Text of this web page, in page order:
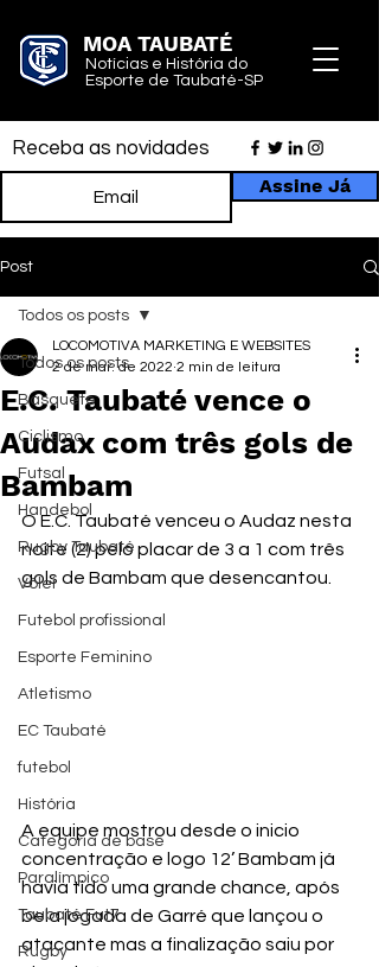
MOA TAUBATÉ
Notícias e História do
Esporte de Taubaté-SP
Receba as novidades
Assine Já
Post
Todos os posts
Basquete
Ciclismo
Futsal
Handebol
Rugby Taubaté
Vôlei
Futebol profissional
Esporte Feminino
Atletismo
EC Taubaté
futebol
História
Categoria de base
Paralímpico
Taubaté Fut7
Rugby
Todos os posts
E.C. Taubaté vence o
Audax com três gols de
Bambam
LOCOMOTIVA MARKETING E WEBSITES
2 de mar. de 2022 2 min de leitura
O E.C. Taubaté venceu o Audaz nesta
noite (2) pelo placar de 3 a 1 com três
gols de Bambam que desencantou.
A equipe mostrou desde o inicio
concentração e logo 12’ Bambam já
havia tido uma grande chance, após
bela jogada de Garré que lançou o
atacante mas a finalização saiu por